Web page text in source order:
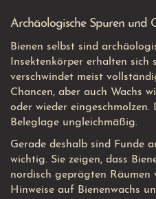
Archäologische Spuren und
Bienen selbst sind
Insektenkörper erhalten sich
verschwindet meist
Chancen, aber auch Wachs
oder wieder
Beleglage ungleichmäßig.
Gerade deshalb sind Funde
wichtig. Sie zeigen, dass
nordisch geprägten Räumen
Hinweise auf Bienenwachs